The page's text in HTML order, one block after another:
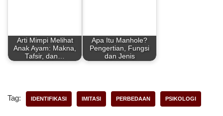
Arti Mimpi Melihat
Anak Ayam: Makna,
Tafsir, dan…
Apa Itu Manhole?
Pengertian, Fungsi
dan Jenis
Tag: IDENTIFIKASI IMITASI PERBEDAAN PSIKOLOGI